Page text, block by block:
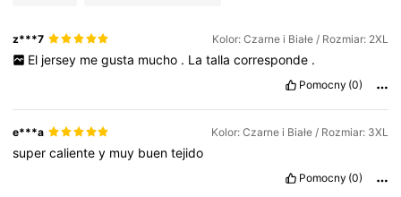
z***7 Kolor: Czarne i Białe / Rozmiar: 2XL
El jersey me gusta mucho . La talla corresponde .
Pomocny (0)
e***a Kolor: Czarne i Białe / Rozmiar: 3XL
supercalientey muy buentejido
Pomocny (0)